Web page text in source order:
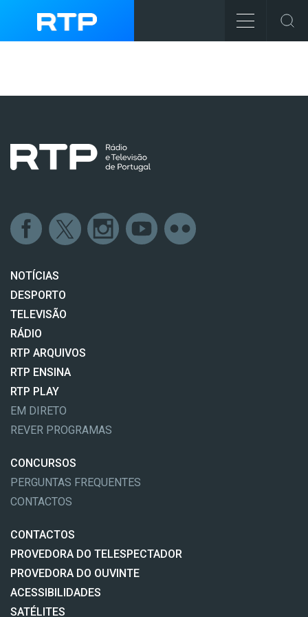
NOTÍCIAS
DESPORTO
TELEVISÃO
RÁDIO
RTP ARQUIVOS
RTP ENSINA
RTP PLAY
EM DIRETO
REVER PROGRAMAS
CONCURSOS
PERGUNTAS FREQUENTES
CONTACTOS
CONTACTOS
PROVEDORA DO TELESPECTADOR
PROVEDORA DO OUVINTE
ACESSIBILIDADES
SATÉLITES